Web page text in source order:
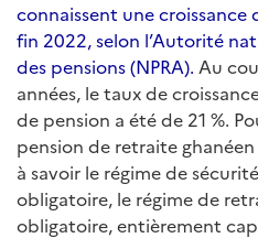
connaissent une croissance
fin 2022, selon l’Autorité
des pensions (NPRA). Au
années, le taux de
de pension a été de 21 %.
pension de retraite
à savoir le régime de
obligatoire, le régime de
obligatoire, entièrement